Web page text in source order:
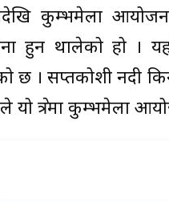
कुम्भमेला
हुन थालेको हो ।
। सप्तकोशी नदी
क्षेत्रमा कुम्भमेला